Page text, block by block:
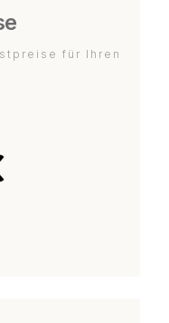
für Ihren